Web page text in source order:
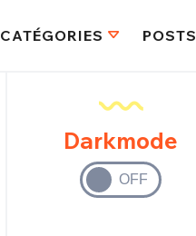
CATÉGORIES POSTS
Darkmode